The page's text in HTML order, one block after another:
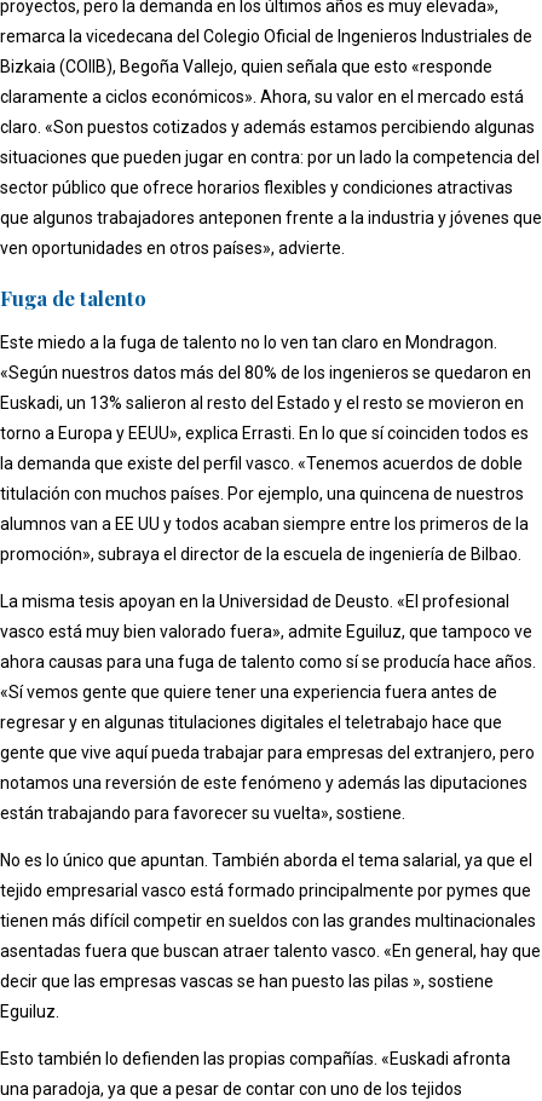
proyectos, pero la demanda en los últimos años es muy elevada»,
remarca la vicedecana del Colegio Oficial de Ingenieros Industriales de
Bizkaia (COIIB), Begoña Vallejo, quien señala que esto «responde
claramente a ciclos económicos». Ahora, su valor en el mercado está
claro. «Son puestos cotizados y además estamos percibiendo algunas
situaciones que pueden jugar en contra: por un lado la competencia del
sector público que ofrece horarios flexibles y condiciones atractivas
que algunos trabajadores anteponen frente a la industria y jóvenes que
ven oportunidades en otros países», advierte.
Fuga de talento
Este miedo a la fuga de talento no lo ven tan claro en Mondragon.
«Según nuestros datos más del 80% de los ingenieros se quedaron en
Euskadi, un 13% salieron al resto del Estado y el resto se movieron en
torno a Europa y EEUU», explica Errasti. En lo que sí coinciden todos es
la demanda que existe del perfil vasco. «Tenemos acuerdos de doble
titulación con muchos países. Por ejemplo, una quincena de nuestros
alumnos van a EE UU y todos acaban siempre entre los primeros de la
promoción», subraya el director de la escuela de ingeniería de Bilbao.
La misma tesis apoyan en la Universidad de Deusto. «El profesional
vasco está muy bien valorado fuera», admite Eguiluz, que tampoco ve
ahora causas para una fuga de talento como sí se producía hace años.
«Sí vemos gente que quiere tener una experiencia fuera antes de
regresar y en algunas titulaciones digitales el teletrabajo hace que
gente que vive aquí pueda trabajar para empresas del extranjero, pero
notamos una reversión de este fenómeno y además las diputaciones
están trabajando para favorecer su vuelta», sostiene.
No es lo único que apuntan. También aborda el tema salarial, ya que el
tejido empresarial vasco está formado principalmente por pymes que
tienen más difícil competir en sueldos con las grandes multinacionales
asentadas fuera que buscan atraer talento vasco. «En general, hay que
decir que las empresas vascas se han puesto las pilas », sostiene
Eguiluz.
Esto también lo defienden las propias compañías. «Euskadi afronta
una paradoja, ya que a pesar de contar con uno de los tejidos